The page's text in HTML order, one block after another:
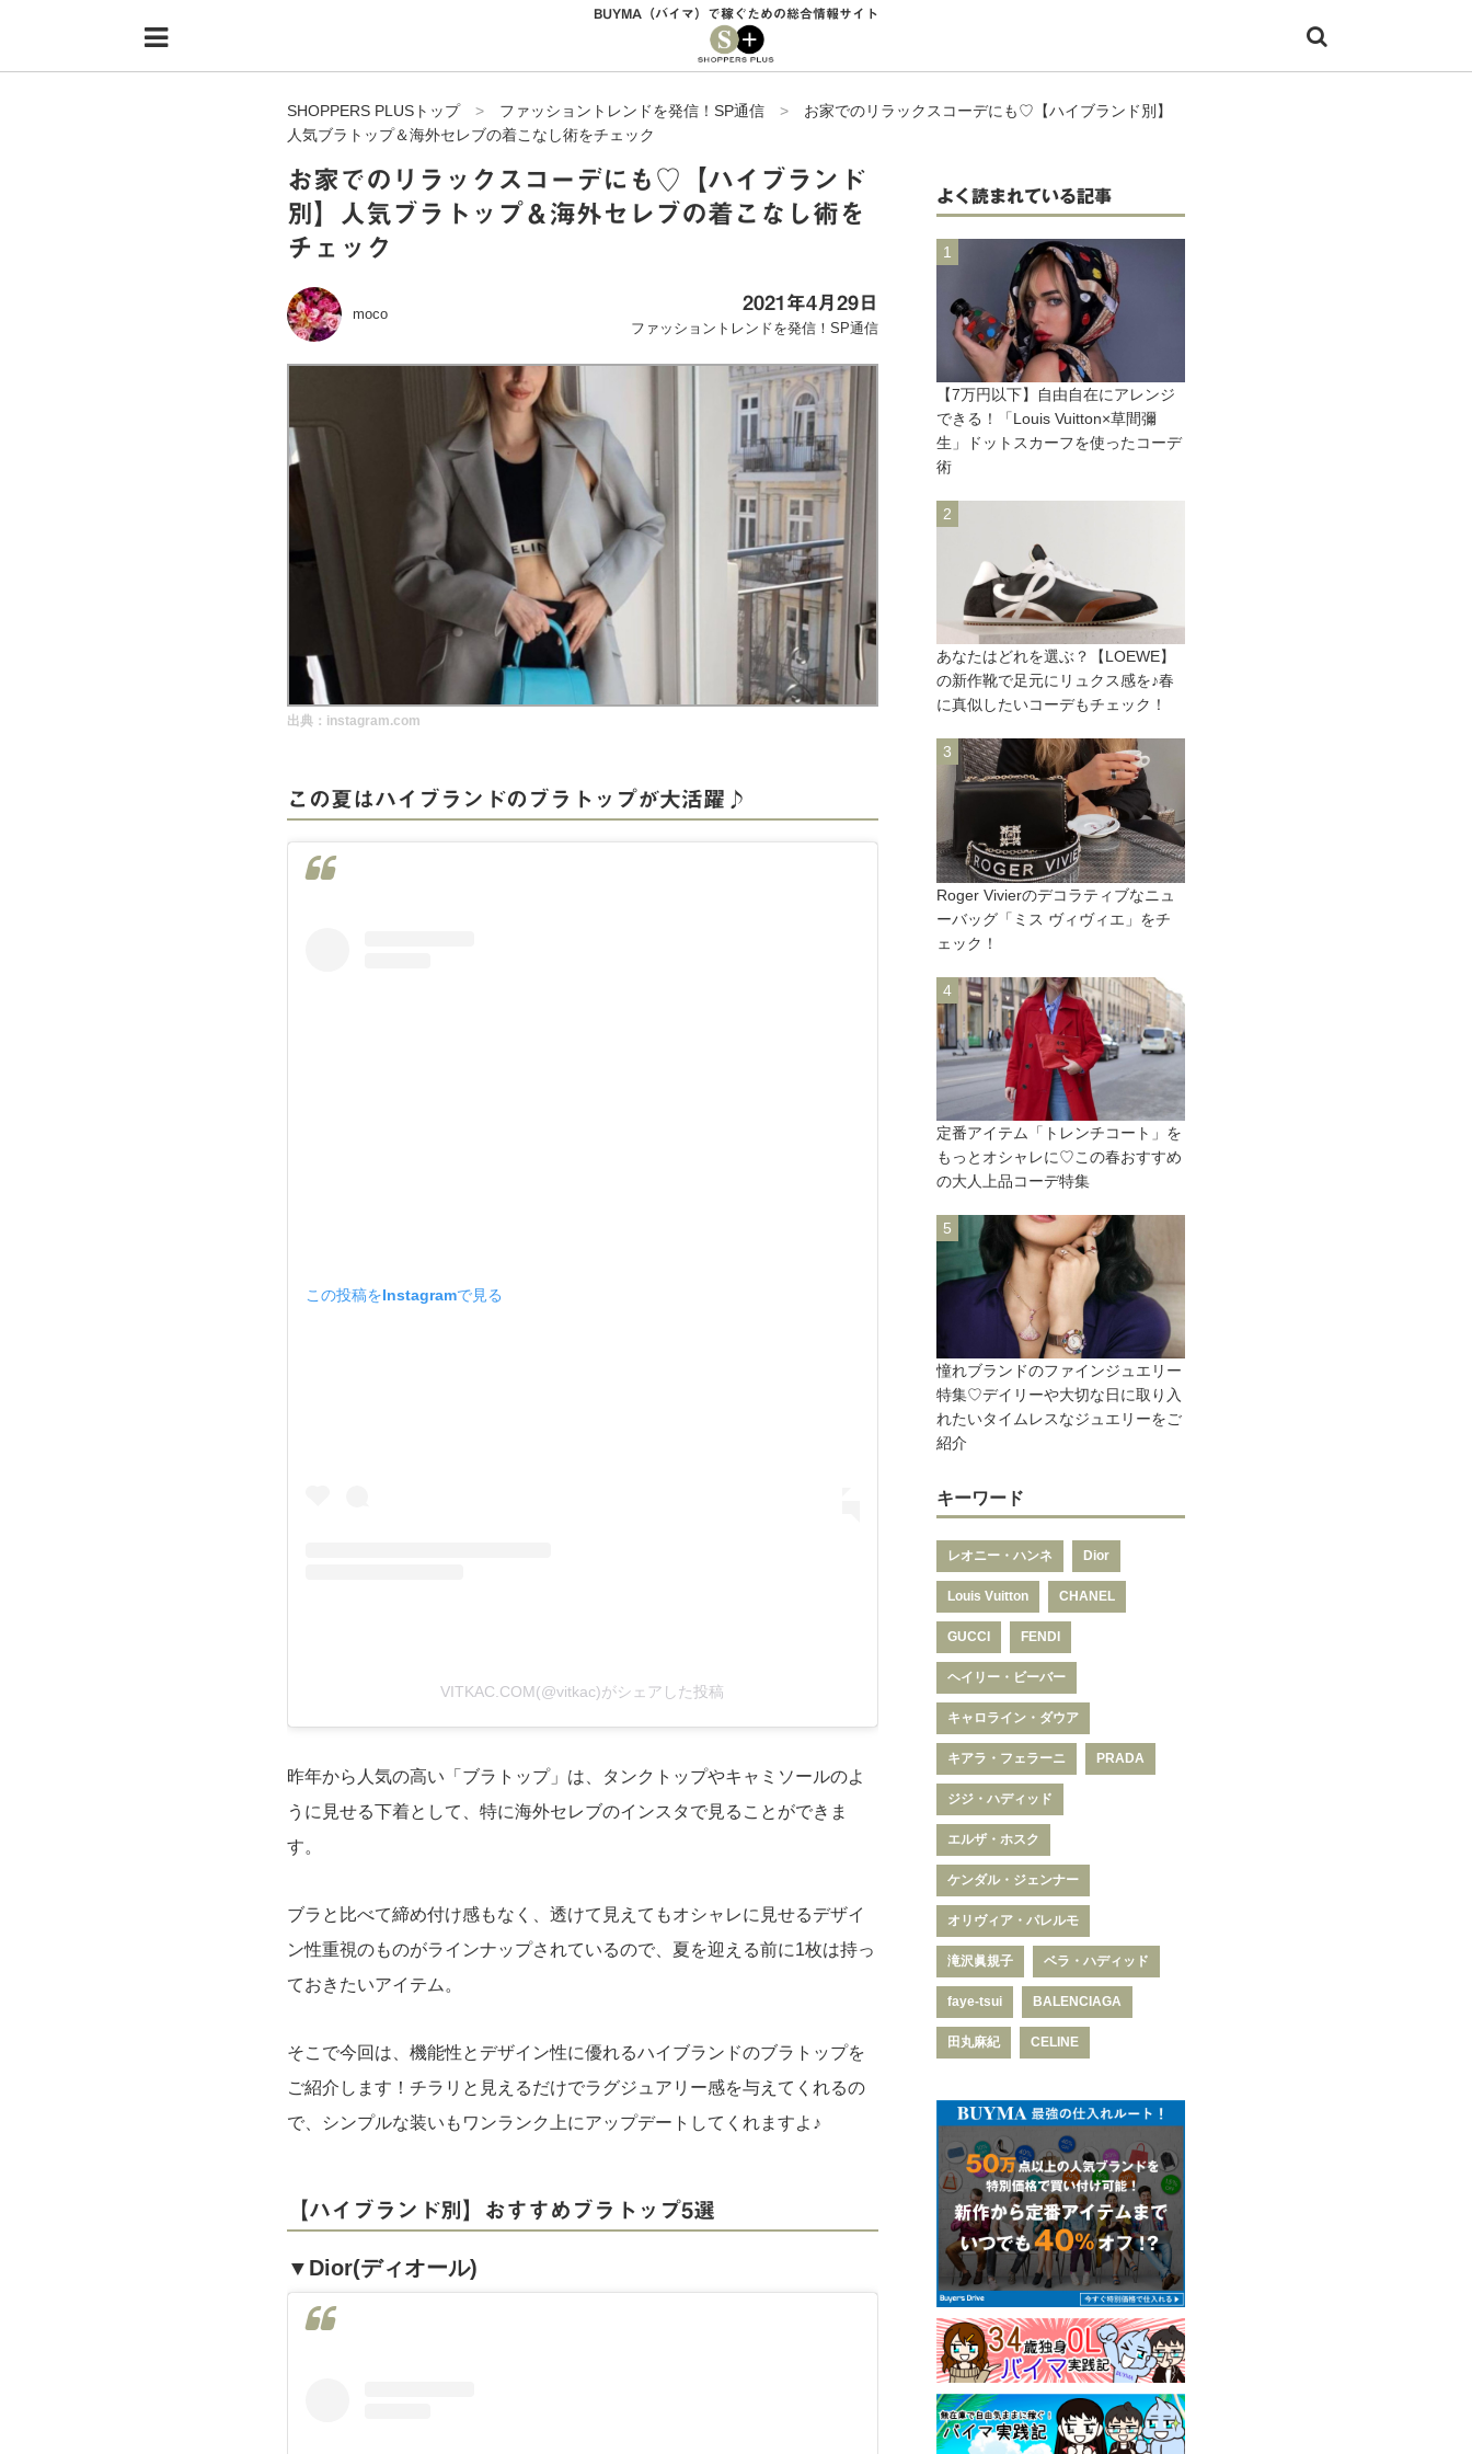
HOME
無在庫で自由気ままに稼ぐ！バイマ実践記
バイマ活動の疑問に売れっ子現役バイヤーが答えてみた
BUYMA（バイマ）で稼ぐための総合情報サイト
SHOPPERS PLUSトップ> ファッショントレンドを発信！SP通信 > お家でのリラックスコーデにも♡【ハイブランド別】
人気ブラトップ＆海外セレブの着こなし術をチェック
お家でのリラックスコーデにも♡【ハイブランド
別】人気ブラトップ＆海外セレブの着こなし術を
チェック
moco
2021年4月29日
ファッショントレンドを発信！SP通信
出典：instagram.com
この夏はハイブランドのブラトップが大活躍♪
この投稿をInstagramで見る
VITKAC.COM(@vitkac)がシェアした投稿
昨年から人気の高い「ブラトップ」は、タンクトップやキャミソールのよ
うに見せる下着として、特に海外セレブのインスタで見ることができま
す。
ブラと比べて締め付け感もなく、透けて見えてもオシャレに見せるデザイ
ン性重視のものがラインナップされているので、夏を迎える前に1枚は持っ
ておきたいアイテム。
そこで今回は、機能性とデザイン性に優れるハイブランドのブラトップを
ご紹介します！チラリと見えるだけでラグジュアリー感を与えてくれるの
で、シンプルな装いもワンランク上にアップデートしてくれますよ♪
【ハイブランド別】おすすめブラトップ5選
▼Dior(ディオール)
よく読まれている記事
【7万円以下】自由自在にアレンジ
できる！「Louis Vuitton×草間彌
生」ドットスカーフを使ったコーデ
術
あなたはどれを選ぶ？【LOEWE】
の新作靴で足元にリュクス感を♪春
に真似したいコーデもチェック！
Roger Vivierのデコラティブなニュ
ーバッグ「ミス ヴィヴィエ」をチ
ェック！
定番アイテム「トレンチコート」を
もっとオシャレに♡この春おすすめ
の大人上品コーデ特集
憧れブランドのファインジュエリー
特集♡デイリーや大切な日に取り入
れたいタイムレスなジュエリーをご
紹介
キーワード
レオニー・ハンネ Dior
Louis Vuitton CHANEL
GUCCI FENDI
ヘイリー・ビーバー
キャロライン・ダウア
キアラ・フェラーニ PRADA
ジジ・ハディッド
エルザ・ホスク
ケンダル・ジェンナー
オリヴィア・パレルモ
滝沢眞規子 ベラ・ハディッド
faye-tsui BALENCIAGA
田丸麻紀 CELINE